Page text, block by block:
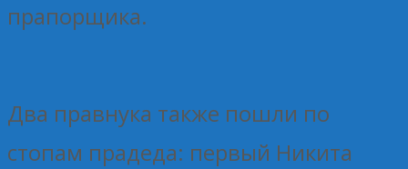
прапорщика.
Два правнука также пошли по
стопам прадеда: первый Никита